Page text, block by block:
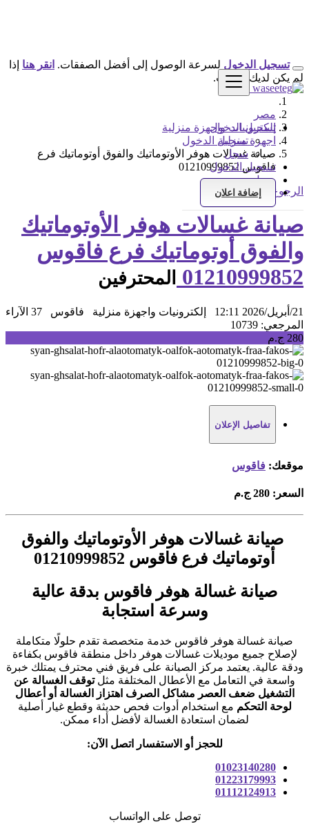
تسجيل الدخول
تسجيل الدخول
سجل
تسجيل الدخول
سجل
إضافة اعلان
تسجيل الدخول لسرعة الوصول إلى أفضل الصفقات. انقر هنا إذا
لم يكن لديك حساب.
مصر
إلكترونيات واجهزة منزلية
اجهزة منزلية
صيانة غسالات هوفر الأوتوماتيك والفوق أوتوماتيك فرع
فاقوس 01210999852
الرجوع إلى النتائج
صيانة غسالات هوفر الأوتوماتيك
والفوق أوتوماتيك فرع فاقوس
01210999852 المحترفين
21/أبريل/2026 12:11 إلكترونيات واجهزة منزلية فاقوس
37 الآراء
المرجعي: 10739
280 ج.م
تفاصيل الإعلان
موقعك: فاقوس
السعر: 280 ج.م
صيانة غسالات هوفر الأوتوماتيك والفوق
أوتوماتيك فرع فاقوس 01210999852
صيانة غسالة هوفر فاقوس بدقة عالية
وسرعة استجابة
صيانة غسالة هوفر فاقوس خدمة متخصصة تقدم حلولًا متكاملة
لإصلاح جميع موديلات غسالات هوفر داخل منطقة فاقوس بكفاءة
ودقة عالية. يعتمد مركز الصيانة على فريق فني محترف يمتلك خبرة
واسعة في التعامل مع الأعطال المختلفة مثلتوقف الغسالة عن
التشغيل ضعف العصر مشاكل الصرف اهتزاز الغسالة أو أعطال
لوحة التحكم مع استخدام أدوات فحص حديثة وقطع غيار أصلية
لضمان استعادة الغسالة لأفضل أداء ممكن.
للحجز أو الاستفسار اتصل الآن:
01023140280
01223179993
01112124913
توصل على الواتساب